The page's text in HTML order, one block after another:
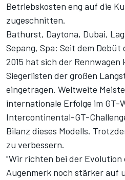
Betriebskosten eng auf die
zugeschnitten.
Bathurst, Daytona, Dubai,
Sepang, Spa: Seit dem Debüt
2015 hat sich der
Siegerlisten der großen
eingetragen. Weltweite
internationale Erfolge im GT-
Intercontinental-GT-
Bilanz dieses Modells.
zu verbessern.
"Wir richten bei der Evolution
Augenmerk noch stärker auf